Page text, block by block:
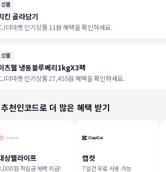
상품
킨 골라담기
더마켓 인기상품 11원 혜택을 확인하세요.
상품
츠웰 냉동블루베리1kgX3팩
더마켓 인기상품 27,455원 혜택을 확인하세요.
천인코드로 더 많은 혜택 받기
상웰라이프
원 적립금 혜택 지급!
캡컷
7일간 무료 사용 가능